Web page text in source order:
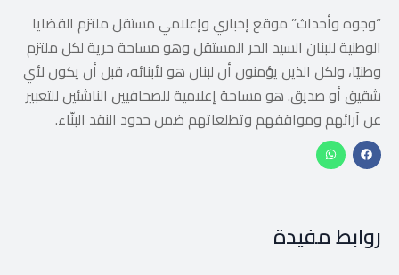
“وجوه وأحداث” موقع إخباري وإعلامي مستقل ملتزم القضايا
الوطنية للبنان السيد الحر المستقل وهو مساحة حرية لكل ملتزم
وطنيًا، ولكل الذين يؤمنون أن لبنان هو لأبنائه، قبل أن يكون لأي
شقيق أو صديق. هو مساحة إعلامية للصحافيين الناشئين للتعبير
عن آرائهم ومواقفهم وتطلعاتهم ضمن حدود النقد البنّاء.
روابط مفيدة